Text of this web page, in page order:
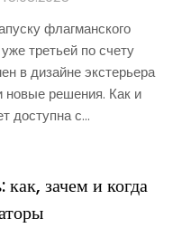
флагманского
третьей по счету
в дизайне экстерьера
новые решения. Как и
доступна с…
зачем и когда